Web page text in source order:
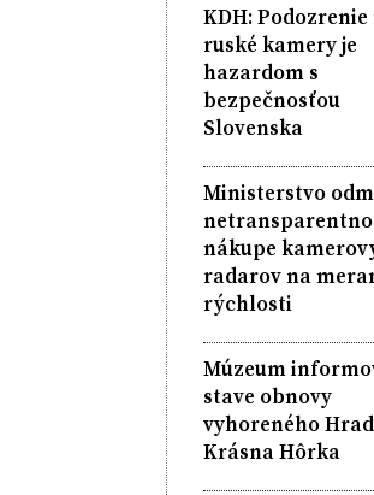
KDH: Podozrenie
ruské kamery je
hazardom s
bezpečnosťou
Slovenska
Ministerstvo
nákupe
radarov na
rýchlosti
Múzeum
stave obnovy
vyhoreného
Krásna Hôrka